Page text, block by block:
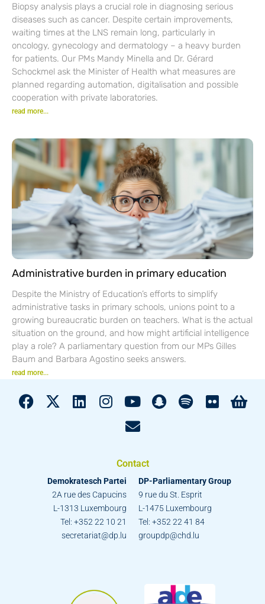
Biopsy analysis plays a crucial role in diagnosing serious
diseases such as cancer. Despite certain improvements,
waiting times at the LNS remain long, particularly in
oncology, gynecology and dermatology – a heavy burden
for patients. Our PMs Mandy Minella and Dr. Gérard
Schockmel ask the Minister of Health what measures are
planned regarding automation, digitalisation and possible
cooperation with private laboratories.
read more...
Administrative burden in primary education
Despite the Ministry of Education’s efforts to simplify
administrative tasks in primary schools, unions point to a
growing bureaucratic burden on teachers. What is the actual
situation on the ground, and how might artificial intelligence
play a role? A parliamentary question from our MPs Gilles
Baum and Barbara Agostino seeks answers.
read more...
Contact
Demokratesch Partei
2A rue des Capucins
L-1313 Luxembourg
Tel: +352 22 10 21
secretariat@dp.lu
DP-Parliamentary Group
9 rue du St. Esprit
L-1475 Luxembourg
Tel: +352 22 41 84
groupdp@chd.lu